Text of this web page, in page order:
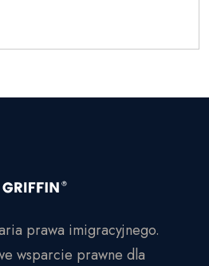
prawa imigracyjnego.
wsparcie prawne dla